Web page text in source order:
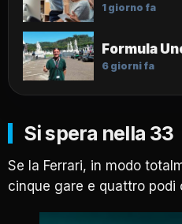
1 giorno fa
Formula
6 giorni fa
Si spera nella 33
Se la Ferrari, in modo
cinque gare e quattro podi